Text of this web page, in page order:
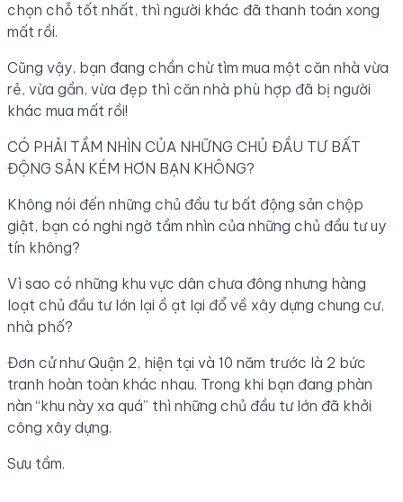
chọn chỗ tốt nhất, thì người khác đã thanh toán xong
mất rồi.
Cũng vậy, bạn đang chần chừ tìm mua một căn nhà vừa
rẻ, vừa gần, vừa đẹp thì căn nhà phù hợp đã bị người
khác mua mất rồi!
CÓ PHẢI TẦM NHÌN CỦA NHỮNG CHỦ ĐẦU TƯ BẤT
ĐỘNG SẢN KÉM HƠN BẠN KHÔNG?
Không nói đến những chủ đầu tư bất động sản chộp
giật, bạn có nghi ngờ tầm nhìn của những chủ đầu tư uy
tín không?
Vì sao có những khu vực dân chưa đông nhưng hàng
loạt chủ đầu tư lớn lại ồ ạt lại đổ về xây dựng chung cư,
nhà phố?
Đơn cử như Quận 2, hiện tại và 10 năm trước là 2 bức
tranh hoàn toàn khác nhau. Trong khi bạn đang phàn
nàn “khu này xa quá” thì những chủ đầu tư lớn đã khởi
công xây dựng.
Sưu tầm.